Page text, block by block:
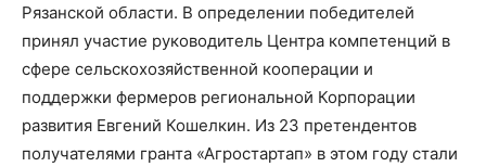
Рязанской области. В определении победителей
принял участие руководитель Центра компетенций в
сфере сельскохозяйственной кооперации и
поддержки фермеров региональной Корпорации
развития Евгений Кошелкин. Из 23 претендентов
получателями гранта «Агростартап» в этом году стали